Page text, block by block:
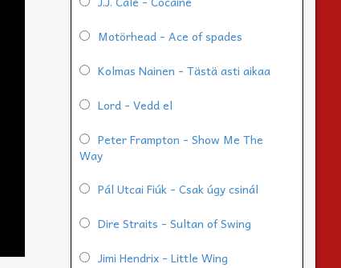
Motörhead - Ace of spades
Kolmas Nainen - Tästä asti aikaa
Lord - Vedd el
Peter Frampton - Show Me The
Way
Pál Utcai Fiúk - Csak úgy csinál
Dire Straits - Sultan of Swing
Jimi Hendrix - Little Wing